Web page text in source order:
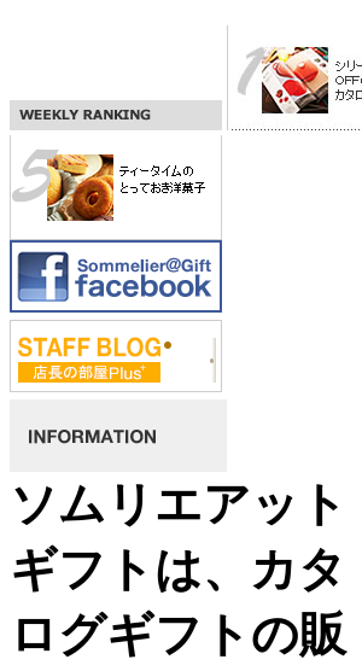
ソムリエアット
ギフトは、カタ
ログギフトの販